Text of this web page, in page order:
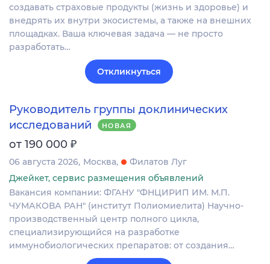
создавать страховые продукты (жизнь и здоровье) и
внедрять их внутри экосистемы, а также на внешних
площадках. Ваша ключевая задача — не просто
разработать…
Откликнуться
Руководитель группы доклинических
исследований
НОВАЯ
от 190 000 ₽
06 августа 2026 Москва
Филатов Луг
Джейкет, сервис размещения объявлений
Вакансия компании: ФГАНУ "ФНЦИРИП ИМ. М.П.
ЧУМАКОВА РАН" (институт Полиомиелита) Научно-
производственный центр полного цикла,
специализирующийся на разработке
иммунобиологических препаратов: от создания…